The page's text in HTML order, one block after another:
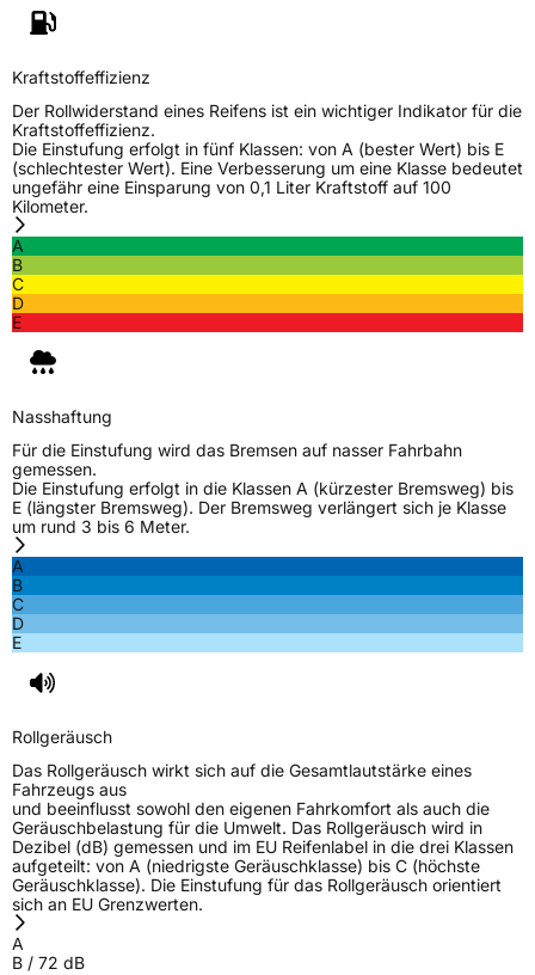
Rollgeräusch (Klasse)
Rollgeräusch (dB)
FahrzeugklasseC1
3PMSF / Schneeflockensymbol / Alpine-SymbolNein
EisgripNein
EPREL ID2478108
Allgemeine Produktsicherheit (GPSR)
Herstellerkontakt
Kraftstoffeffizienz
Der Rollwiderstand eines Reifens ist ein wichtiger Indikator für die
Kraftstoffeffizienz.
Die Einstufung erfolgt in fünf Klassen: von A (bester Wert) bis E
(schlechtester Wert). Eine Verbesserung um eine Klasse bedeutet
ungefähr eine Einsparung von 0,1 Liter Kraftstoff auf 100
Kilometer.
A
B
C
D
E
Nasshaftung
Für die Einstufung wird das Bremsen auf nasser Fahrbahn
gemessen.
Die Einstufung erfolgt in die Klassen A (kürzester Bremsweg) bis
E (längster Bremsweg). Der Bremsweg verlängert sich je Klasse
um rund 3 bis 6 Meter.
A
B
C
D
E
Rollgeräusch
Das Rollgeräusch wirkt sich auf die Gesamtlautstärke eines
Fahrzeugs aus
und beeinflusst sowohl den eigenen Fahrkomfort als auch die
Geräuschbelastung für die Umwelt. Das Rollgeräusch wird in
Dezibel (dB) gemessen und im EU Reifenlabel in die drei Klassen
aufgeteilt: von A (niedrigste Geräuschklasse) bis C (höchste
Geräuschklasse). Die Einstufung für das Rollgeräusch orientiert
sich an EU Grenzwerten.
A
B / 72 dB